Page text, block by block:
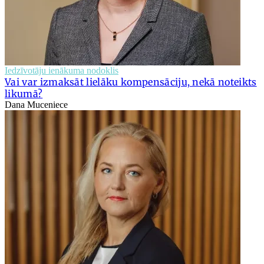
Iedzīvotāju ienākuma nodoklis
Vai var izmaksāt lielāku kompensāciju, nekā noteikts
likumā?
Dana Muceniece